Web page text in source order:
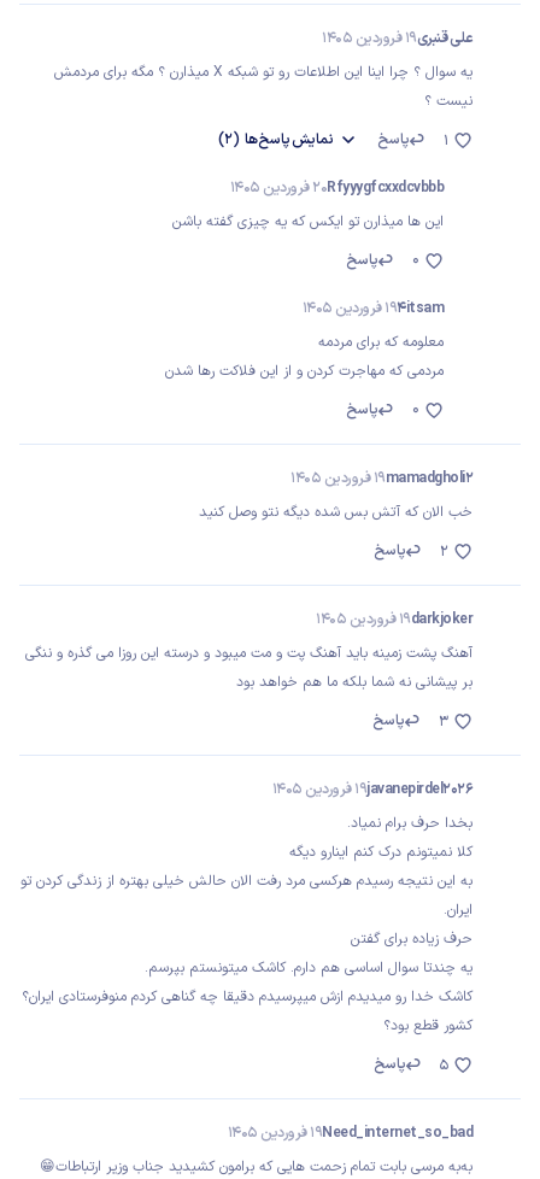
علی قنبری19 فروردین 1405
یه سوال ؟ چرا اینا این اطلاعات رو تو شبکه X میذارن ؟ مگه برای مردمش
نیست ؟
پاسخ
نمایشپاسخ‌ها (2) 1
Rfyyygfcxxdcvbbb20 فروردین 1405
این ها میذارن تو ایکس که یه چیزی گفته باشن
پاسخ
0
4itsam19 فروردین 1405
معلومه که برای مردمه
مردمی که مهاجرت کردن و از این فلاکت رها شدن
پاسخ
0
mamadgholi219 فروردین 1405
خب الان که آتش بس شده دیگه نتو وصل کنید
پاسخ
2
darkjoker19 فروردین 1405
آهنگ پشت زمینه باید آهنگ پت و مت میبود و درسته این روزا می گذره و ننگی
بر پیشانی نه شما بلکه ما هم خواهد بود
پاسخ
3
javanepirdel202619 فروردین 1405
بخدا حرف برام نمیاد.
کلا نمیتونم درک کنم اینارو دیگه
به این نتیجه رسیدم هرکسی مرد رفت الان حالش خیلی بهتره از زندگی کردن تو
ایران.
حرف زیاده برای گفتن
یه چندتا سوال اساسی هم دارم. کاشک میتونستم بپرسم.
کاشک خدا رو میدیدم ازش میپرسیدم دقیقا چه گناهی کردم منوفرستادی ایران؟
کشور قطع بود؟
پاسخ
5
Need_internet_so_bad19 فروردین 1405
به‌به مرسی بابت تمام زحمت هایی که برامون کشیدید جناب وزیر ارتباطات😁